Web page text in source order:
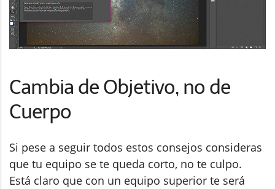
Cambia de Objetivo, no de
Cuerpo
Si pese a seguir todos estos consejos consideras
que tu equipo se te queda corto, no te culpo.
Está claro que con un equipo superior te será